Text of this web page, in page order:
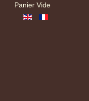
Panier Vide